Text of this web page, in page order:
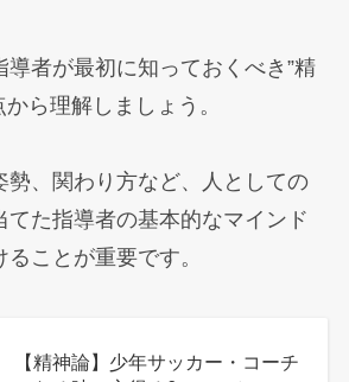
導者が最初に知っておくべき”精
ら理解しましょう。
勢、関わり方など、人としての
てた指導者の基本的なマインド
ことが重要です。
【精神論】少年サッカー・コーチ